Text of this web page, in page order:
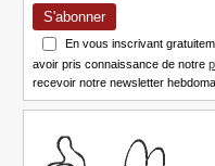
S'abonner
En vous inscrivant
avoir pris connaissance de notre
recevoir notre newsletter